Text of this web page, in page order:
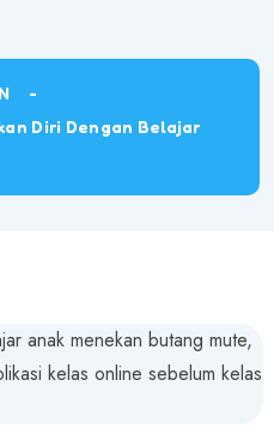
Diri Dengan Belajar